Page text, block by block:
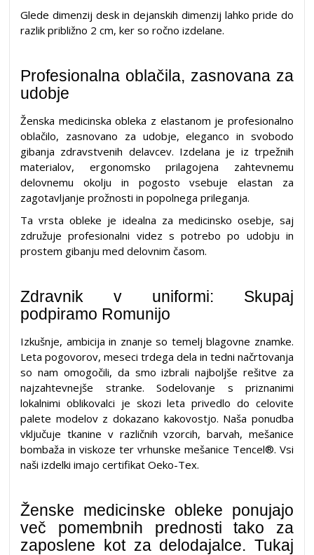
Glede dimenzij desk in dejanskih dimenzij lahko pride do
razlik približno 2 cm, ker so ročno izdelane.
Profesionalna oblačila, zasnovana za
udobje
Ženska medicinska obleka z elastanom je profesionalno
oblačilo, zasnovano za udobje, eleganco in svobodo
gibanja zdravstvenih delavcev. Izdelana je iz trpežnih
materialov, ergonomsko prilagojena zahtevnemu
delovnemu okolju in pogosto vsebuje elastan za
zagotavljanje prožnosti in popolnega prileganja.
Ta vrsta obleke je idealna za medicinsko osebje, saj
združuje profesionalni videz s potrebo po udobju in
prostem gibanju med delovnim časom.
Zdravnik v uniformi: Skupaj
podpiramo Romunijo
Izkušnje, ambicija in znanje so temelj blagovne znamke.
Leta pogovorov, meseci trdega dela in tedni načrtovanja
so nam omogočili, da smo izbrali najboljše rešitve za
najzahtevnejše stranke. Sodelovanje s priznanimi
lokalnimi oblikovalci je skozi leta privedlo do celovite
palete modelov z dokazano kakovostjo. Naša ponudba
vključuje tkanine v različnih vzorcih, barvah, mešanice
bombaža in viskoze ter vrhunske mešanice Tencel®. Vsi
naši izdelki imajo certifikat Oeko-Tex.
Ženske medicinske obleke ponujajo
več pomembnih prednosti tako za
zaposlene kot za delodajalce. Tukaj